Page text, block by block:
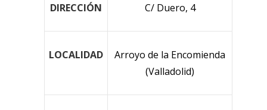
DIRECCIÓN C/ Duero, 4
LOCALIDAD
Arroyo de la Encomienda
(Valladolid)